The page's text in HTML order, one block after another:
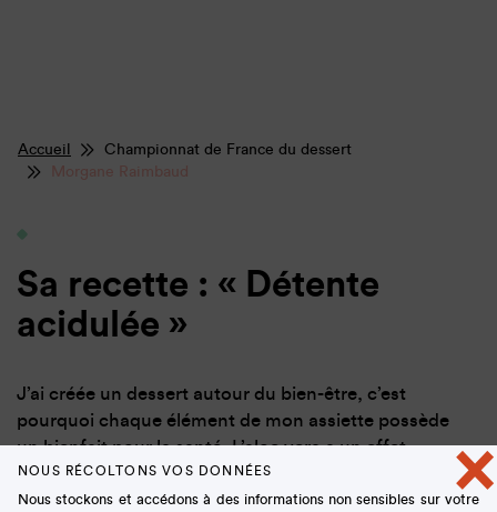
Accueil
Championnat de France du dessert
Morgane Raimbaud
Sa recette : « Détente
acidulée »
J’ai créée un dessert autour du bien-être, c’est
pourquoi chaque élément de mon assiette possède
un bienfait pour la santé. L’aloe vera a un effet
protecteur et est riche en vitamine; le citron est un
détoxifiant; le galanga a un fort effet antiviral et
×
NOUS RÉCOLTONS VOS DONNÉES
Nous stockons et accédons à des informations non sensibles sur votre